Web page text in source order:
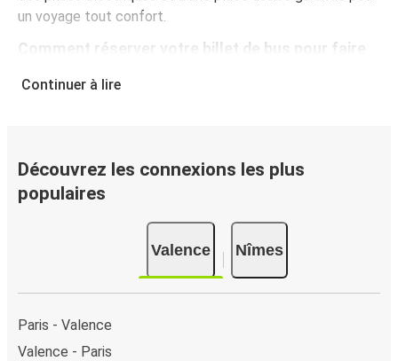
un voyage tout confort.
Comment réserver votre billet de bus pour faire
Nîmes en ligne, vous pouvez choisir entre différents
modes de paiement sécurisés : carte bancaire, PayPal,
Google Pay ou encore Apple Pay. Vous pouvez également
payer en espèces (dans un point de vente ou lorsque vous
montez à bord du bus).
Continuer à lire
Découvrez les connexions les plus
populaires
Valence Nîmes
Paris - Valence
Valence - Paris